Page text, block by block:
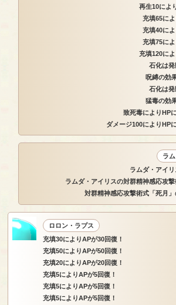
再生10によ
充填65に
充填40に
充填75に
充填120に
石化は発
呪縛の効
石化は発
猛毒の効
致死毒によりHP
ダメージ100によりHP
ラ
ラムダ・アイリ
ラムダ・アイリスの対群精神感応攻撃
対群精神感応攻撃術式「死月」
ロロン・ラプス
充填30によりAPが30回復！
充填50によりAPが50回復！
充填20によりAPが20回復！
充填5によりAPが5回復！
充填5によりAPが5回復！
充填5によりAPが5回復！